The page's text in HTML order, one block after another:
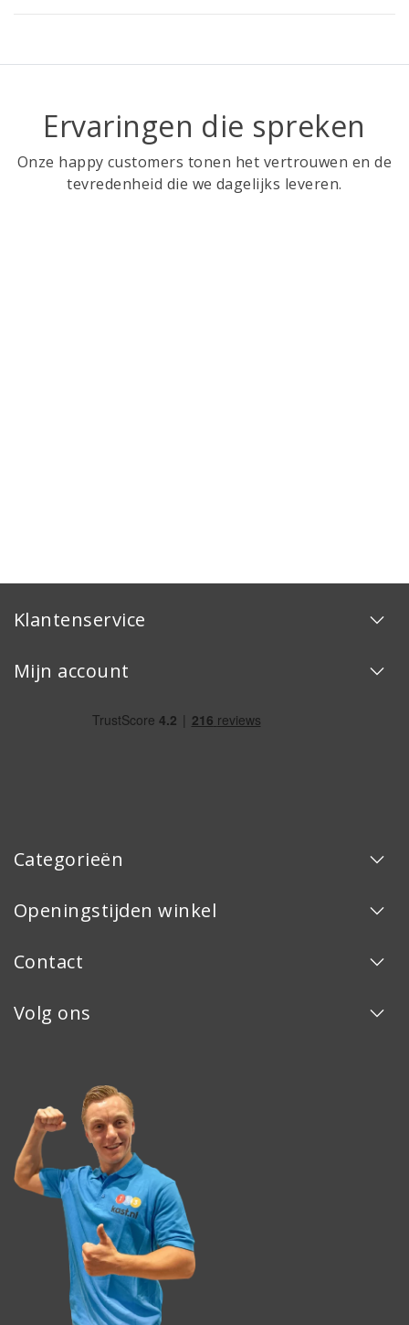
Ervaringen die spreken
Onze happy customers tonen het vertrouwen en de
tevredenheid die we dagelijks leveren.
Klantenservice
Mijn account
Categorieën
Openingstijden winkel
Contact
Volg ons